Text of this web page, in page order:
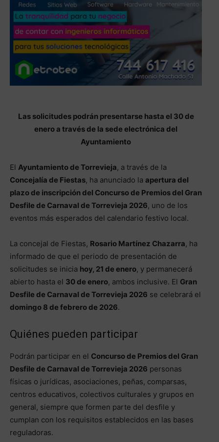
Las solicitudes podrán presentarse hasta el 30 de
enero a través de la sede electrónica del
Ayuntamiento
El Ayuntamiento de Torrevieja, a través de la
Concejalía de Fiestas, ha anunciado la apertura del
plazo de inscripción del Concurso de Premios del Gran
Desfile de Carnaval de Torrevieja 2026, uno de los
eventos más esperados del calendario festivo local.
La concejal de Fiestas, Rosario Martínez Chazarra, ha
informado de que el periodo de presentación de
solicitudes se inicia hoy, 21 de enero, y permanecerá
abierto hasta el 30 de enero, ambos inclusive. El Gran
Desfile de Carnaval de Torrevieja 2026 se celebrará el
domingo 8 de febrero de 2026.
Quiénes pueden participar
Podrán participar en el Concurso de Premios del Gran
Desfile de Carnaval de Torrevieja 2026 personas
físicas o jurídicas, asociaciones, peñas, comparsas,
centros educativos, colectivos culturales y grupos en
general, siempre que formen parte del desfile y
cumplan con los requisitos establecidos en las bases
reguladoras.